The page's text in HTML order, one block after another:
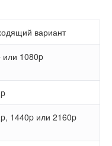
вариант
или 1080p
1440p или 2160p